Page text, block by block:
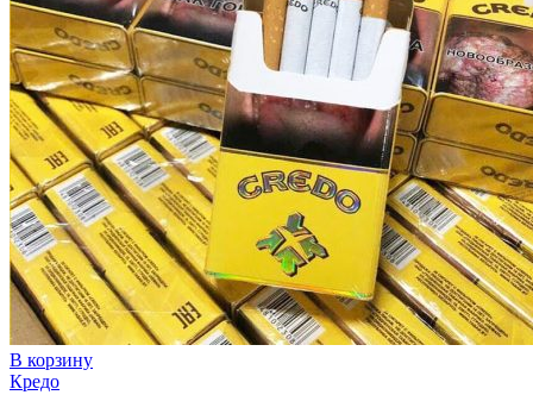
В корзину
Кредо